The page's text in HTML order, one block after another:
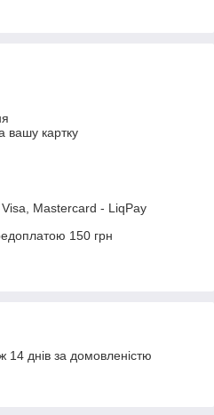
вашу картку
Mastercard - LiqPay
150 грн
днів за домовленістю